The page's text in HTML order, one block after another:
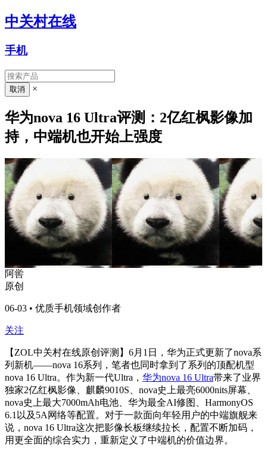
中关村在线
手机
×
华为nova 16 Ultra评测：2亿红枫影像加
持，中端机也开始上强度
阿喾
原创
06-03 • 优质手机领域创作者
关注
【ZOL中关村在线原创评测】6月1日，华为正式更新了nova系
列新机——nova 16系列，笔者也同时拿到了系列的顶配机型
nova 16 Ultra。作为新一代Ultra， 华为nova 16 Ultra带来了业界
独家2亿红枫影像、麒麟9010S、nova史上最亮6000nits屏幕、
nova史上最大7000mAh电池、华为最全AI修图、HarmonyOS
6.1以及5A网络等配置。对于一款面向年轻用户的中端旗舰来
说，nova 16 Ultra这次把影像长板继续拉长，配置不断加码，
用更全面的综合实力，重新定义了中端机的价值边界。